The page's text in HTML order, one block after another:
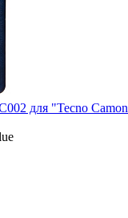
для "Tecno